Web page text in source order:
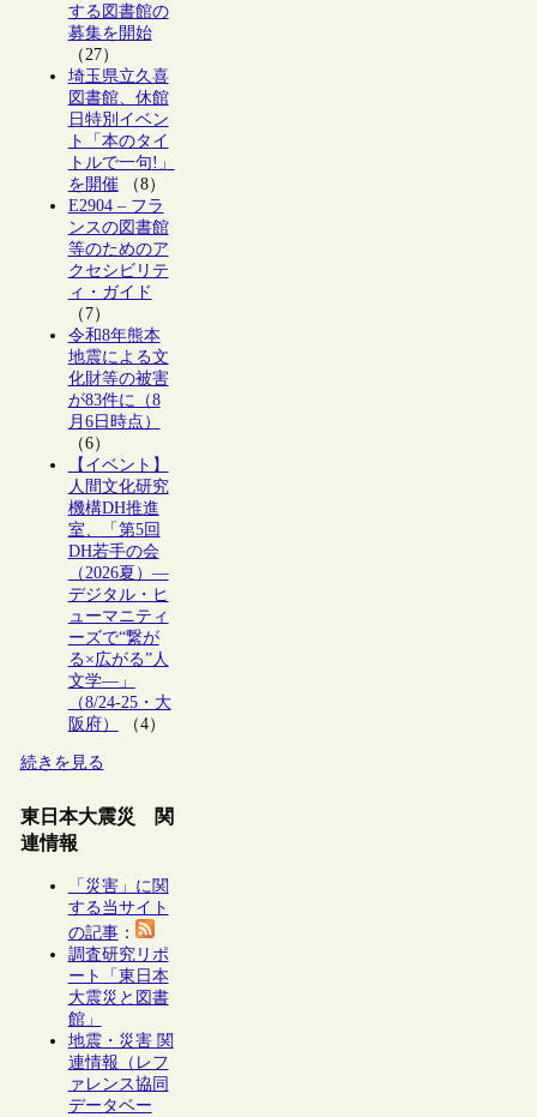
する図書館の
募集を開始
（27）
埼玉県立久喜
図書館、休館
日特別イベン
ト「本のタイ
トルで一句!」
を開催（8）
E2904 – フラ
ンスの図書館
等のためのア
クセシビリテ
ィ・ガイド
（7）
令和8年熊本
地震による文
化財等の被害
が83件に（8
月6日時点）
（6）
【イベント】
人間文化研究
機構DH推進
室、「第5回
DH若手の会
（2026夏）―
デジタル・ヒ
ューマニティ
ーズで“繋が
る×広がる”人
文学―」
（8/24-25・大
阪府）
（4）
続きを見る
東日本大震災 関
連情報
「災害」に関
する当サイト
の記事：
調査研究リポ
ート「東日本
大震災と図書
館」
地震・災害 関
連情報（レフ
ァレンス協同
データベー